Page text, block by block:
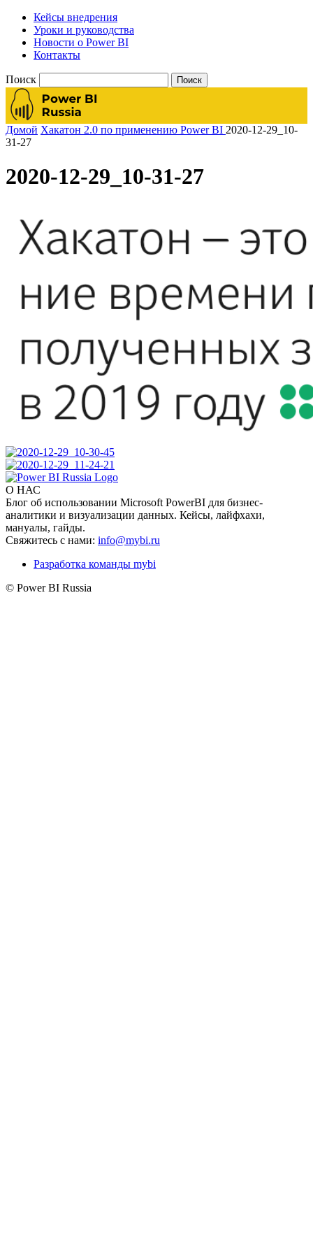
Кейсы внедрения
Уроки и руководства
Новости о Power BI
Контакты
Поиск
Домой Хакатон 2.0 по применению Power BI 2020-12-29_10-
31-27
2020-12-29_10-31-27
О НАС
Блог об использовании Microsoft PowerBI для бизнес-
аналитики и визуализации данных. Кейсы, лайфхахи,
мануалы, гайды.
Свяжитесь с нами: info@mybi.ru
Разработка команды mybi
© Power BI Russia